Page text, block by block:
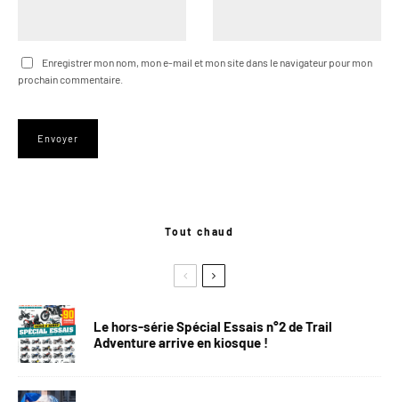
Enregistrer mon nom, mon e-mail et mon site dans le navigateur pour mon
prochain commentaire.
Tout chaud
Le hors-série Spécial Essais n°2 de Trail
Adventure arrive en kiosque !